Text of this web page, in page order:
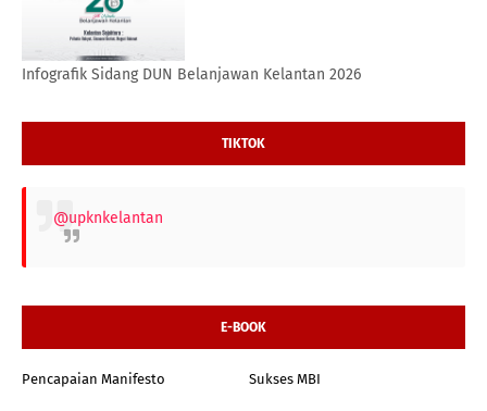
Infografik Sidang DUN Belanjawan Kelantan 2026
TIKTOK
@upknkelantan
E-BOOK
Pencapaian Manifesto Sukses MBI